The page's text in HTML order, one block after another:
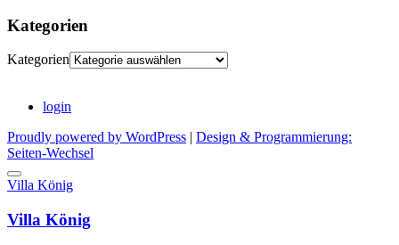
Kategorien
Kategorien
login
Proudly powered by WordPress
Design & Programmierung:
Seiten-Wechsel
Villa König
Villa König